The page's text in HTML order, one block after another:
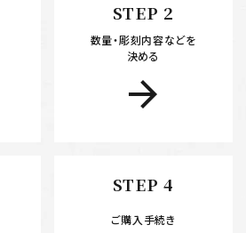
STEP 2
数量・彫刻内容などを
決める
arrow_forward
STEP 4
ご購入手続き